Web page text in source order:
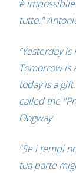
è
tutto."
“Yesterday is
Tomorrow is
today is a
called the
Oogway
“Se i tempi
tua parte